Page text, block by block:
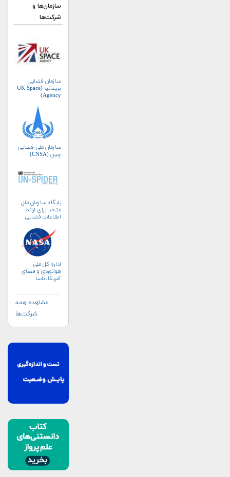
سازمان‌ها و
شرکت‌ها
سازمان فضایی
بریتانیا (UK Space
Agency)
سازمان ملی فضایی
چین (CNSA)
پایگاه سازمان ملل
متحد برای ارائه
اطلاعات فضایی
بلایا و واکنش‌های
اضطراری (UN-
SPIDER)
اداره کل ملی
هوانوردی و فضای
آمریکا، ناسا
مشاهده همه
شرکت‌ها